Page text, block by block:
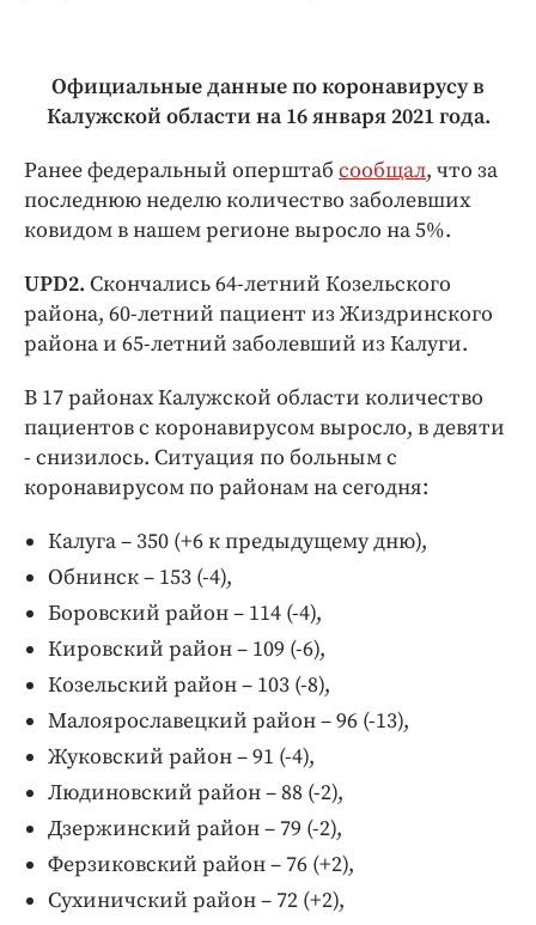
Официальные данные по коронавирусу в
Калужской области на 16 января 2021 года.
Ранее федеральный оперштаб сообщал, что за
последнюю неделю количество заболевших
ковидом в нашем регионе выросло на 5%.
UPD2. Скончались 64-летний Козельского
района, 60-летний пациент из Жиздринского
района и 65-летний заболевший из Калуги.
В 17 районах Калужской области количество
пациентов с коронавирусом выросло, в девяти
- снизилось. Ситуация по больным с
коронавирусом по районам на сегодня:
Калуга – 350 (+6 к предыдущему дню),
Обнинск – 153 (-4),
Боровский район – 114 (-4),
Кировский район – 109 (-6),
Козельский район – 103 (-8),
Малоярославецкий район – 96 (-13),
Жуковский район – 91 (-4),
Людиновский район – 88 (-2),
Дзержинский район – 79 (-2),
Ферзиковский район – 76 (+2),
Сухиничский район – 72 (+2),